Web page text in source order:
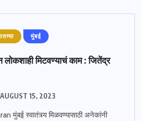
मुंबई
मिटवण्याचं काम : जितेंद्र
AUGUST 15, 2023
स्वातंत्र्य मिळवण्यासाठी अनेकांनी